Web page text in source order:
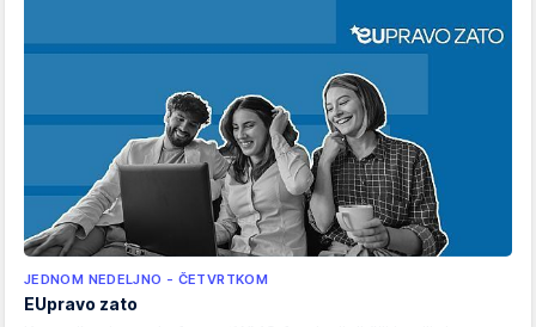
JEDNOM NEDELJNO - ČETVRTKOM
EUpravo zato